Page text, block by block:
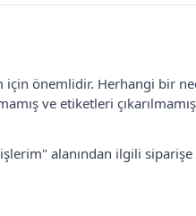
önemlidir. Herhangi bir
ve etiketleri
alanından ilgili